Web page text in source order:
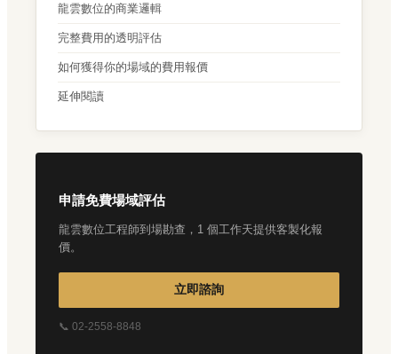
龍雲數位的商業邏輯
完整費用的透明評估
如何獲得你的場域的費用報價
延伸閱讀
申請免費場域評估
龍雲數位工程師到場勘查，1 個工作天提供客製化報
價。
立即諮詢
📞 02-2558-8848